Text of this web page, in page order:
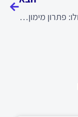
הלוואות סולו: פתרון מימון לעסקים ללא בטחונות